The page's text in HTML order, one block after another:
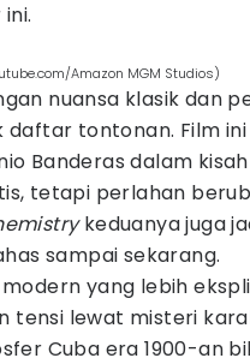
Amazon MGM Studios)
nuansa klasik dan
daftar tontonan. Film
Banderas dalam
tetapi perlahan
keduanya juga
sampai sekarang.
yang lebih
tensi lewat misteri
Cuba era 1900-an